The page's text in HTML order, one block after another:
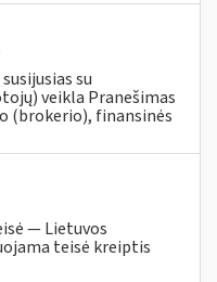
su
veikla Pranešimas
(brokerio), finansinės
— Lietuvos
teisė kreiptis